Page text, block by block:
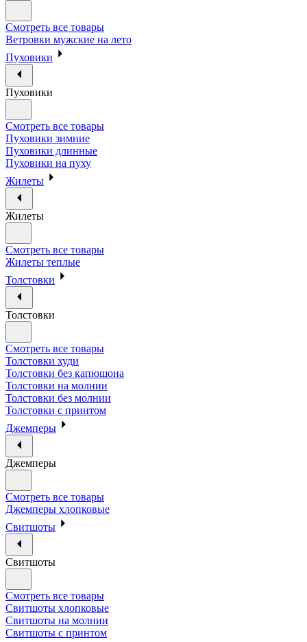
Смотреть все товары
Ветровки мужские на лето
Пуховики
Пуховики
Смотреть все товары
Пуховики зимние
Пуховики длинные
Пуховики на пуху
Жилеты
Жилеты
Смотреть все товары
Жилеты теплые
Толстовки
Толстовки
Смотреть все товары
Толстовки худи
Толстовки без капюшона
Толстовки на молнии
Толстовки без молнии
Толстовки с принтом
Джемперы
Джемперы
Смотреть все товары
Джемперы хлопковые
Свитшоты
Свитшоты
Смотреть все товары
Свитшоты хлопковые
Свитшоты на молнии
Свитшоты с принтом